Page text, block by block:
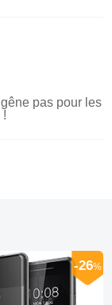
pas pour les
!
-26%